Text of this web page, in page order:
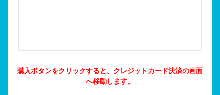
購入ボタンをクリックすると、クレジットカード決済の画面
へ移動します。